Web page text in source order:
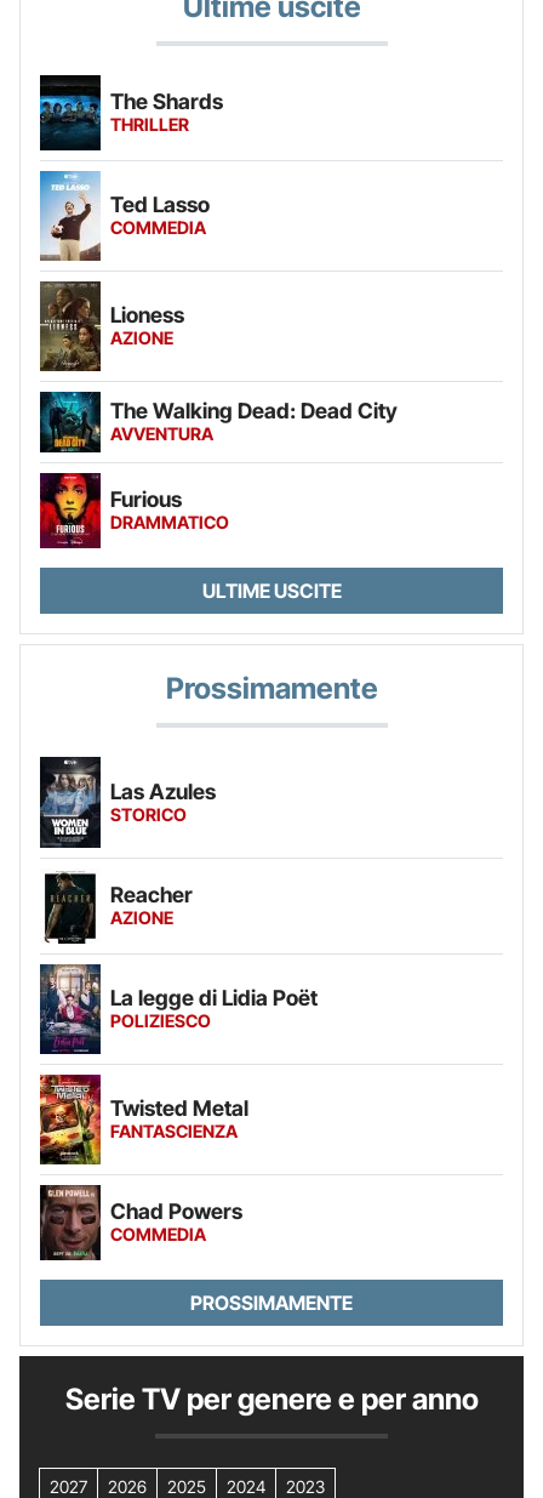
The Shards
THRILLER
Ted Lasso
COMMEDIA
Lioness
AZIONE
The Walking Dead: Dead City
AVVENTURA
Furious
DRAMMATICO
ULTIME USCITE
Prossimamente
Las Azules
STORICO
Reacher
AZIONE
La legge di Lidia Poët
POLIZIESCO
Twisted Metal
FANTASCIENZA
Chad Powers
COMMEDIA
PROSSIMAMENTE
Serie TV per genere e per anno
2027 2026 2025 2024 2023